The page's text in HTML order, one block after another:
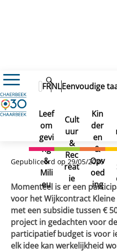
FRNLEenvoudige
Leef
om
gevi
ng
&
Mili
eu
Cult
uur
&
Rec
reat
ie
Kin
der
en
&
Opv
oed
ing
Nieuws
Participatief budget: maak
Participatief
maak je wijk
Participatief
je wijk beter
Gepubliceerd op 29/05/2026
Momenteel is er een
voor het Wijkcontract
met een subsidie tussen €
project in gedachten voor
participatief budget is voor
elk idee kan werkelijkheid